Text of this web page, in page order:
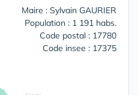
Maire : Sylvain GAURIER
Population : 1 191 habs.
Code postal : 17780
Code insee : 17375